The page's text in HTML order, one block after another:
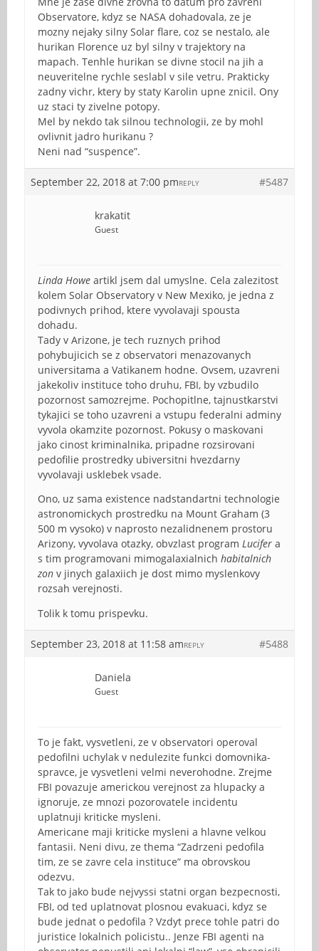
Observatore, kdyz se NASA dohadovala, ze je
mozny nejaky silny Solar flare, coz se nestalo, ale
hurikan Florence uz byl silny v trajektory na
mapach. Tenhle hurikan se divne stocil na jih a
neuveritelne rychle seslabl v sile vetru. Prakticky
zadny vichr, ktery by staty Karolin upne znicil. Ony
uz staci ty zivelne potopy.
Mel by nekdo tak silnou technologii, ze by mohl
ovlivnit jadro hurikanu ?
Neni nad “suspence”.
September 22, 2018 at 7:00 pm #5487
REPLY
krakatit
Guest
Linda Howe artikl jsem dal umyslne. Cela zalezitost
kolem Solar Observatory v New Mexiko, je jedna z
podivnych prihod, ktere vyvolavaji spousta
dohadu.
Tady v Arizone, je tech ruznych prihod
pohybujicich se z observatori menazovanych
universitama a Vatikanem hodne. Ovsem, uzavreni
jakekoliv instituce toho druhu, FBI, by vzbudilo
pozornost samozrejme. Pochopitlne, tajnustkarstvi
tykajici se toho uzavreni a vstupu federalni adminy
vyvola okamzite pozornost. Pokusy o maskovani
jako cinost kriminalnika, pripadne rozsirovani
pedofilie prostredky ubiversitni hvezdarny
vyvolavaji usklebek vsade.
Ono, uz sama existence nadstandartni technologie
astronomickych prostredku na Mount Graham (3
500 m vysoko) v naprosto nezalidnenem prostoru
Arizony, vyvolava otazky, obvzlast program Lucifer a
s tim programovani mimogalaxialnich habitalnich
zon v jinych galaxiich je dost mimo myslenkovy
rozsah verejnosti.
Tolik k tomu prispevku.
September 23, 2018 at 11:58 am #5488
REPLY
Daniela
Guest
To je fakt, vysvetleni, ze v observatori operoval
pedofilni uchylak v nedulezite funkci domovnika-
spravce, je vysvetleni velmi neverohodne. Zrejme
FBI povazuje americkou verejnost za hlupacky a
ignoruje, ze mnozi pozorovatele incidentu
uplatnuji kriticke mysleni.
Americane maji kriticke mysleni a hlavne velkou
fantasii. Neni divu, ze thema “Zadrzeni pedofila
tim, ze se zavre cela instituce” ma obrovskou
odezvu.
Tak to jako bude nejvyssi statni organ bezpecnosti,
FBI, od ted uplatnovat plosnou evakuaci, kdyz se
bude jednat o pedofila ? Vzdyt prece tohle patri do
juristice lokalnich policistu.. Jenze FBI agenti na